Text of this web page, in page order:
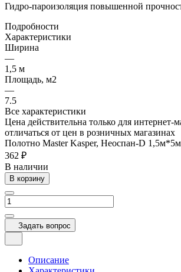
Гидро-пароизоляция повышенной
Подробности
Характеристики
Ширина
—
1,5 м
Площадь, м2
—
7.5
Все характеристики
Цена действительна только для интернет-
отличаться от цен в розничных магазинах
Полотно Master Kasper, Неоспан-D 1,5м*5м
362 ₽
В наличии
В корзину
Задать вопрос
Описание